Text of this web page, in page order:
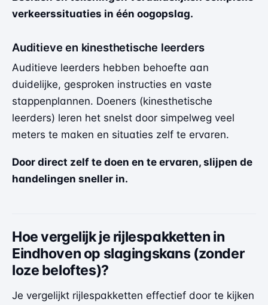
verkeerssituaties in één oogopslag.
Auditieve en kinesthetische leerders
Auditieve leerders hebben behoefte aan
duidelijke, gesproken instructies en vaste
stappenplannen. Doeners (kinesthetische
leerders) leren het snelst door simpelweg veel
meters te maken en situaties zelf te ervaren.
Door direct zelf te doen en te ervaren, slijpen de
handelingen sneller in.
Hoe vergelijk je rijlespakketten in
Eindhoven op slagingskans (zonder
loze beloftes)?
Je vergelijkt rijlespakketten effectief door te kijken